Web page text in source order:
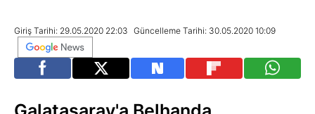
Giriş Tarihi: 29.05.2020 22:03 Güncelleme Tarihi: 30.05.2020 10:09